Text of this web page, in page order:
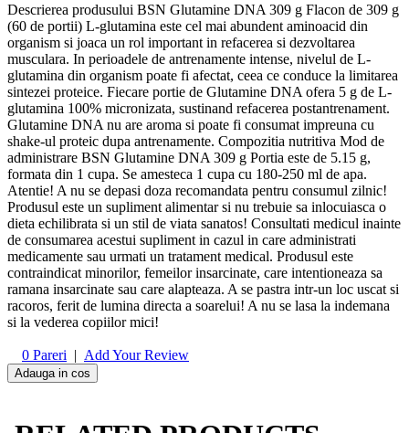
Descrierea produsului BSN Glutamine DNA 309 g Flacon de 309 g
(60 de portii) L-glutamina este cel mai abundent aminoacid din
organism si joaca un rol important in refacerea si dezvoltarea
musculara. In perioadele de antrenamente intense, nivelul de L-
glutamina din organism poate fi afectat, ceea ce conduce la limitarea
sintezei proteice. Fiecare portie de Glutamine DNA ofera 5 g de L-
glutamina 100% micronizata, sustinand refacerea postantrenament.
Glutamine DNA nu are aroma si poate fi consumat impreuna cu
shake-ul proteic dupa antrenamente. Compozitia nutritiva Mod de
administrare BSN Glutamine DNA 309 g Portia este de 5.15 g,
formata din 1 cupa. Se amesteca 1 cupa cu 180-250 ml de apa.
Atentie! A nu se depasi doza recomandata pentru consumul zilnic!
Produsul este un supliment alimentar si nu trebuie sa inlocuiasca o
dieta echilibrata si un stil de viata sanatos! Consultati medicul inainte
de consumarea acestui supliment in cazul in care administrati
medicamente sau urmati un tratament medical. Produsul este
contraindicat minorilor, femeilor insarcinate, care intentioneaza sa
ramana insarcinate sau care alapteaza. A se pastra intr-un loc uscat si
racoros, ferit de lumina directa a soarelui! A nu se lasa la indemana
si la vederea copiilor mici!
0 Pareri | Add Your Review
Adauga in cos